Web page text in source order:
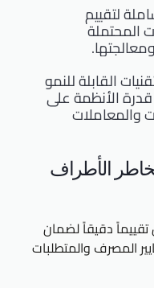
لتقييم
المحتملة
القابلة للنمو
الأنظمة على
والمعاملات
مخاطر الأطراف
تقييماً دقيقاً لضمان
المصرف والمتطلبات